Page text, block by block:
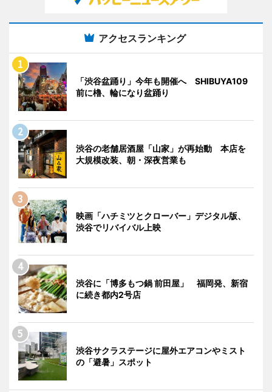
アクセスランキング
「渋谷盆踊り」今年も開催へ SHIBUYA109
前に櫓、輪になり盆踊り
渋谷の老舗居酒屋「山家」が再始動 本店を
大規模改装、朝・深夜営業も
映画「ハチミツとクローバー」デジタル版、
渋谷でリバイバル上映
渋谷に「博多もつ鍋 前田屋」 福岡発、新宿
に続き都内2号店
渋谷サクラステージに屋外エアコンやミスト
の「避暑」スポット